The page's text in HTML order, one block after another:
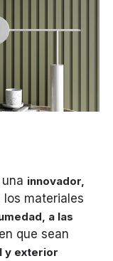
innovador,
materiales
a las
que sean
y exterior